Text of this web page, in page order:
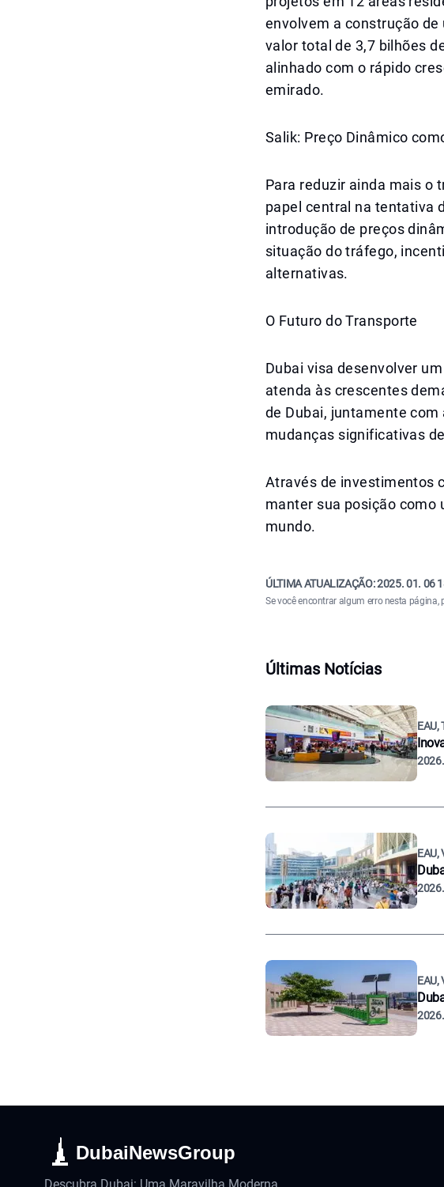
envolvem a construção
valor total de 3,7 bilhões
alinhado com o rápido
emirado.
Salik: Preço Dinâmico
Para reduzir ainda mais o
papel central na tentativa
introdução de preços
situação do tráfego,
alternativas.
O Futuro do Transporte
Dubai visa desenvolver
atenda às crescentes
de Dubai, juntamente
mudanças significativas
Através de investimentos
manter sua posição como
mundo.
ÚLTIMA ATUALIZAÇÃO:2025. 01. 06
Se você encontrar algum erro nesta página,
Últimas Notícias
EAU,
EAU,
EAU,
DubaiNewsGroup